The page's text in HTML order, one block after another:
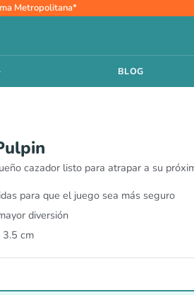
Metropolitana*
BLOG
cazador listo para atrapar a su
para que el juego sea más seguro
diversión
cm